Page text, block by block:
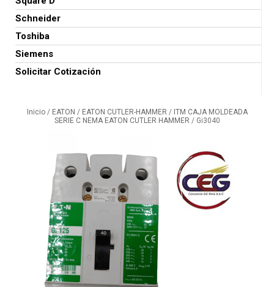
Schneider
Toshiba
Siemens
Solicitar Cotización
Inicio/ EATON / EATON CUTLER-HAMMER / ITM CAJA MOLDEADA
SERIE C NEMA EATON CUTLER HAMMER / Gi3040